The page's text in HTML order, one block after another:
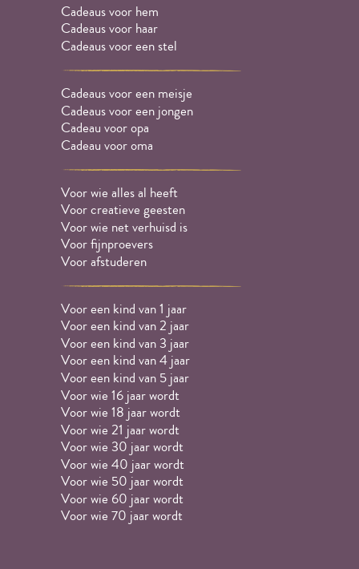
Cadeaus voor hem
Cadeaus voor haar
Cadeaus voor een stel
Cadeaus voor een meisje
Cadeaus voor een jongen
Cadeau voor opa
Cadeau voor oma
Voor wie alles al heeft
Voor creatieve geesten
Voor wie net verhuisd is
Voor fijnproevers
Voor afstuderen
Voor een kind van 1 jaar
Voor een kind van 2 jaar
Voor een kind van 3 jaar
Voor een kind van 4 jaar
Voor een kind van 5 jaar
Voor wie 16 jaar wordt
Voor wie 18 jaar wordt
Voor wie 21 jaar wordt
Voor wie 30 jaar wordt
Voor wie 40 jaar wordt
Voor wie 50 jaar wordt
Voor wie 60 jaar wordt
Voor wie 70 jaar wordt